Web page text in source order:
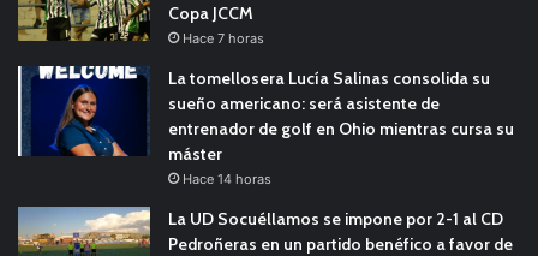
Copa JCCM
Hace 7 horas
La tomellosera Lucía Salinas consolida su
sueño americano: será asistente de
entrenador de golf en Ohio mientras cursa su
máster
Hace 14 horas
La UD Socuéllamos se impone por 2-1 al CD
Pedroñeras en un partido benéfico a favor de